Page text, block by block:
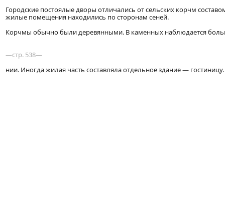
Городские постоялые дворы отличались от сельских корчм
жилые помещения находились по сторонам сеней.
Корчмы обычно были деревянными. В каменных наблюдается
—стр. 538—
нии. Иногда жилая часть составляла отдельное здание —